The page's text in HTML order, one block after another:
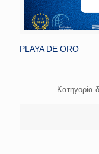
PLAYA DE ORO
Κατηγορία